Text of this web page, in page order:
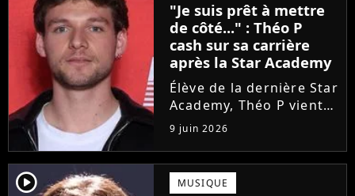
une annonce de taille :
une fois sa tournée...
"Je suis prêt à mettre
de côté..." : Théo P
cash sur sa carrière
après la Star Academy
Élève de la dernière Star
Academy, Théo P vient
de sortir son premier
single Garçon solide. En
interview, l'ancien
candidat se livre à
coeur ouvert sur
9 juin 2026
player2 MUSIQUE